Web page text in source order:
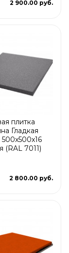
2 900.00 руб.
плитка
Гладкая
(RAL 7011)
2 800.00 руб.